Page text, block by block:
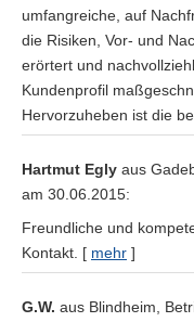
umfangreiche, auf
die Risiken, Vor- und
erörtert und
Kundenprofil
Hervorzuheben ist die
Hartmut Egly aus
am 30.06.2015:
Freundliche und
Kontakt. [ mehr ]
G.W. aus Blindheim ,